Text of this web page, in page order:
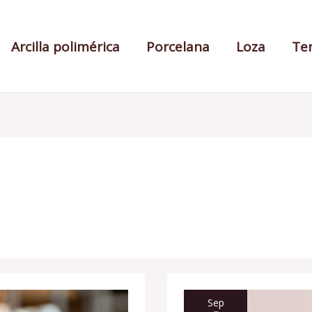
Arcilla polimérica Porcelana Loza
Sep
PLATO
DE